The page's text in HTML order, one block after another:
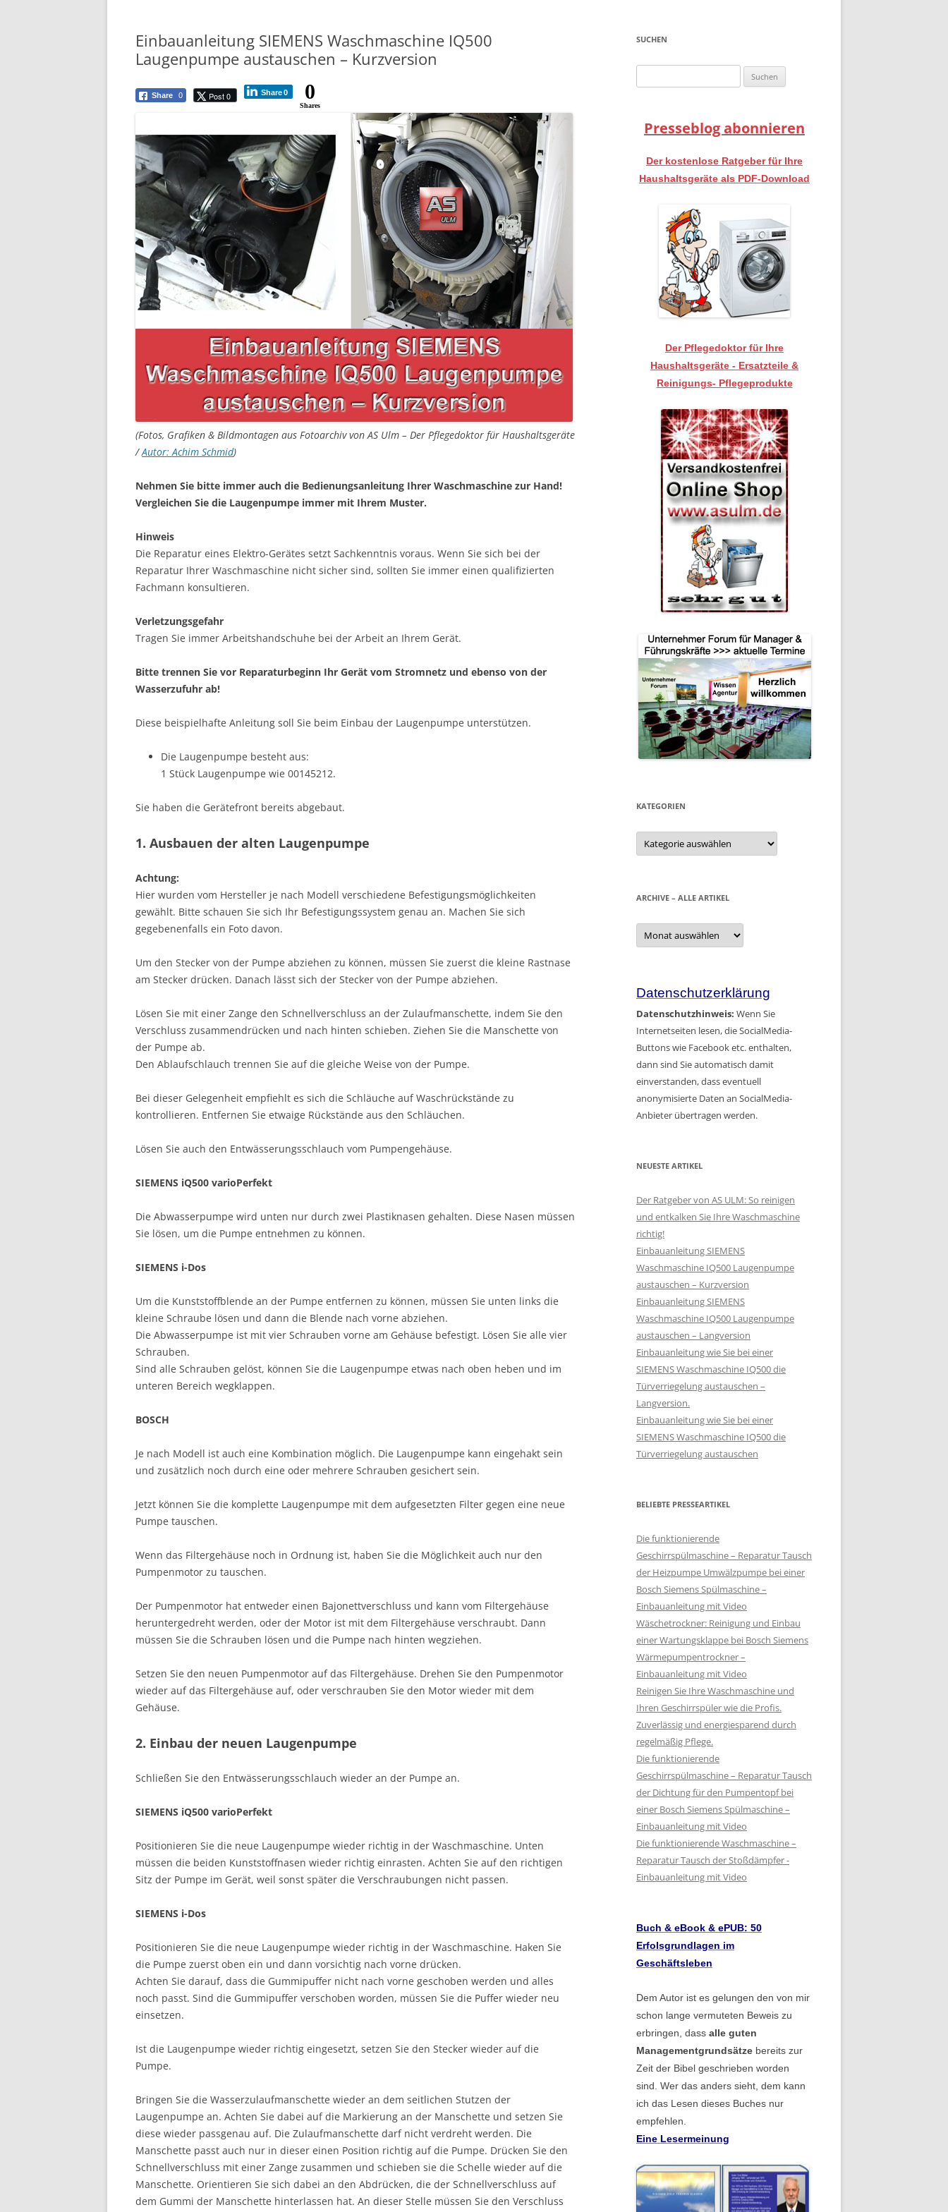
Einbauanleitung SIEMENS Waschmaschine IQ500
Laugenpumpe austauschen – Kurzversion
Share 0 Post 0 Share0 0
Shares
(Fotos, Grafiken & Bildmontagen aus Fotoarchiv von AS Ulm – Der Pflegedoktor für Haushaltsgeräte
/Autor: Achim Schmid)
Nehmen Sie bitte immer auch die Bedienungsanleitung Ihrer Waschmaschine zur Hand!
Vergleichen Sie die Laugenpumpe immer mit Ihrem Muster.
Hinweis
Die Reparatur eines Elektro-Gerätes setzt Sachkenntnis voraus. Wenn Sie sich bei der
Reparatur Ihrer Waschmaschine nicht sicher sind, sollten Sie immer einen qualifizierten
Fachmann konsultieren.
Verletzungsgefahr
Tragen Sie immer Arbeitshandschuhe bei der Arbeit an Ihrem Gerät.
Bitte trennen Sie vor Reparaturbeginn Ihr Gerät vom Stromnetz und ebenso von der
Wasserzufuhr ab!
Diese beispielhafte Anleitung soll Sie beim Einbau der Laugenpumpe unterstützen.
Die Laugenpumpe besteht aus:
1 Stück Laugenpumpe wie 00145212.
Sie haben die Gerätefront bereits abgebaut.
1. Ausbauen der alten Laugenpumpe
Achtung:
Hier wurden vom Hersteller je nach Modell verschiedene Befestigungsmöglichkeiten
gewählt. Bitte schauen Sie sich Ihr Befestigungssystem genau an. Machen Sie sich
gegebenenfalls ein Foto davon.
Um den Stecker von der Pumpe abziehen zu können, müssen Sie zuerst die kleine Rastnase
am Stecker drücken. Danach lässt sich der Stecker von der Pumpe abziehen.
Lösen Sie mit einer Zange den Schnellverschluss an der Zulaufmanschette, indem Sie den
Verschluss zusammendrücken und nach hinten schieben. Ziehen Sie die Manschette von
der Pumpe ab.
Den Ablaufschlauch trennen Sie auf die gleiche Weise von der Pumpe.
Bei dieser Gelegenheit empfiehlt es sich die Schläuche auf Waschrückstände zu
kontrollieren. Entfernen Sie etwaige Rückstände aus den Schläuchen.
Lösen Sie auch den Entwässerungsschlauch vom Pumpengehäuse.
SIEMENS iQ500 varioPerfekt
Die Abwasserpumpe wird unten nur durch zwei Plastiknasen gehalten. Diese Nasen müssen
Sie lösen, um die Pumpe entnehmen zu können.
SIEMENS i-Dos
Um die Kunststoffblende an der Pumpe entfernen zu können, müssen Sie unten links die
kleine Schraube lösen und dann die Blende nach vorne abziehen.
Die Abwasserpumpe ist mit vier Schrauben vorne am Gehäuse befestigt. Lösen Sie alle vier
Schrauben.
Sind alle Schrauben gelöst, können Sie die Laugenpumpe etwas nach oben heben und im
unteren Bereich wegklappen.
BOSCH
Je nach Modell ist auch eine Kombination möglich. Die Laugenpumpe kann eingehakt sein
und zusätzlich noch durch eine oder mehrere Schrauben gesichert sein.
Jetzt können Sie die komplette Laugenpumpe mit dem aufgesetzten Filter gegen eine neue
Pumpe tauschen.
Wenn das Filtergehäuse noch in Ordnung ist, haben Sie die Möglichkeit auch nur den
Pumpenmotor zu tauschen.
Der Pumpenmotor hat entweder einen Bajonettverschluss und kann vom Filtergehäuse
heruntergedreht werden, oder der Motor ist mit dem Filtergehäuse verschraubt. Dann
müssen Sie die Schrauben lösen und die Pumpe nach hinten wegziehen.
Setzen Sie den neuen Pumpenmotor auf das Filtergehäuse. Drehen Sie den Pumpenmotor
wieder auf das Filtergehäuse auf, oder verschrauben Sie den Motor wieder mit dem
Gehäuse.
2. Einbau der neuen Laugenpumpe
Schließen Sie den Entwässerungsschlauch wieder an der Pumpe an.
SIEMENS iQ500 varioPerfekt
Positionieren Sie die neue Laugenpumpe wieder richtig in der Waschmaschine. Unten
müssen die beiden Kunststoffnasen wieder richtig einrasten. Achten Sie auf den richtigen
Sitz der Pumpe im Gerät, weil sonst später die Verschraubungen nicht passen.
SIEMENS i-Dos
Positionieren Sie die neue Laugenpumpe wieder richtig in der Waschmaschine. Haken Sie
die Pumpe zuerst oben ein und dann vorsichtig nach vorne drücken.
Achten Sie darauf, dass die Gummipuffer nicht nach vorne geschoben werden und alles
noch passt. Sind die Gummipuffer verschoben worden, müssen Sie die Puffer wieder neu
einsetzen.
Ist die Laugenpumpe wieder richtig eingesetzt, setzen Sie den Stecker wieder auf die
Pumpe.
Bringen Sie die Wasserzulaufmanschette wieder an dem seitlichen Stutzen der
Laugenpumpe an. Achten Sie dabei auf die Markierung an der Manschette und setzen Sie
diese wieder passgenau auf. Die Zulaufmanschette darf nicht verdreht werden. Die
Manschette passt auch nur in dieser einen Position richtig auf die Pumpe. Drücken Sie den
Schnellverschluss mit einer Zange zusammen und schieben sie die Schelle wieder auf die
Manschette. Orientieren Sie sich dabei an den Abdrücken, die der Schnellverschluss auf
dem Gummi der Manschette hinterlassen hat. An dieser Stelle müssen Sie den Verschluss
SUCHEN
nach:
Presseblog abonnieren
Der kostenlose Ratgeber für Ihre
Haushaltsgeräte als PDF-Download
Der Pflegedoktor für Ihre
Haushaltsgeräte - Ersatzteile &
Reinigungs- Pflegeprodukte
KATEGORIEN
Kategorien
ARCHIVE – ALLE ARTIKEL
Archive
alle
Datenschutzerklärung
Datenschutzhinweis: Wenn Sie
Internetseiten lesen, die SocialMedia-
Buttons wie Facebook etc. enthalten,
dann sind Sie automatisch damit
einverstanden, dass eventuell
anonymisierte Daten an SocialMedia-
Anbieter übertragen werden.
NEUESTE ARTIKEL
Der Ratgeber von AS ULM: So reinigen
und entkalken Sie Ihre Waschmaschine
richtig!
Einbauanleitung SIEMENS
Waschmaschine IQ500 Laugenpumpe
austauschen – Kurzversion
Einbauanleitung SIEMENS
Waschmaschine IQ500 Laugenpumpe
austauschen – Langversion
Einbauanleitung wie Sie bei einer
SIEMENS Waschmaschine IQ500 die
Türverriegelung austauschen –
Langversion.
Einbauanleitung wie Sie bei einer
SIEMENS Waschmaschine IQ500 die
Türverriegelung austauschen
BELIEBTE PRESSEARTIKEL
Die funktionierende
Geschirrspülmaschine – Reparatur Tausch
der Heizpumpe Umwälzpumpe bei einer
Bosch Siemens Spülmaschine –
Einbauanleitung mit Video
Wäschetrockner: Reinigung und Einbau
einer Wartungsklappe bei Bosch Siemens
Wärmepumpentrockner –
Einbauanleitung mit Video
Reinigen Sie Ihre Waschmaschine und
Ihren Geschirrspüler wie die Profis.
Zuverlässig und energiesparend durch
regelmäßig Pflege.
Die funktionierende
Geschirrspülmaschine – Reparatur Tausch
der Dichtung für den Pumpentopf bei
einer Bosch Siemens Spülmaschine –
Einbauanleitung mit Video
Die funktionierende Waschmaschine –
Reparatur Tausch der Stoßdämpfer -
Einbauanleitung mit Video
Buch & eBook & ePUB: 50
Erfolsgrundlagen im
Geschäftsleben
Dem Autor ist es gelungen den von mir
schon lange vermuteten Beweis zu
erbringen, dass alle guten
Managementgrundsätze bereits zur
Zeit der Bibel geschrieben worden
sind. Wer das anders sieht, dem kann
ich das Lesen dieses Buches nur
empfehlen.
Eine Lesermeinung